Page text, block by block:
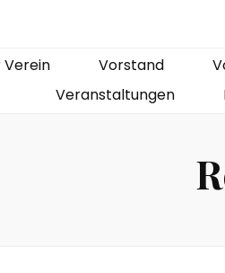
Verein Vorstand
Veranstaltungen